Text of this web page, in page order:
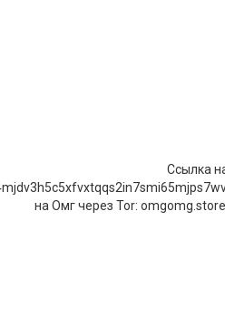
Ссылка
на Омг через Tor: